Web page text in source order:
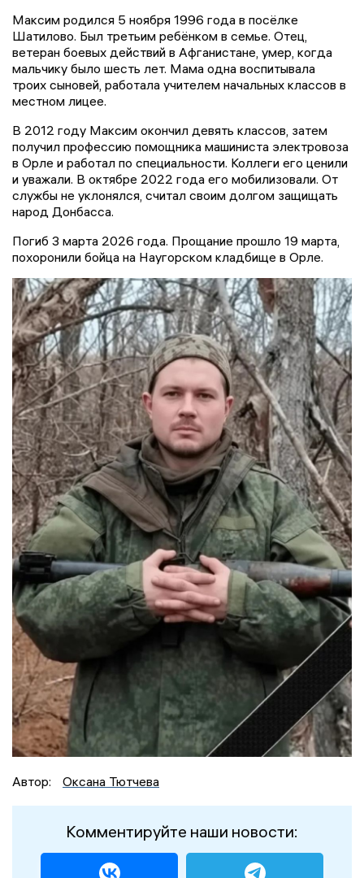
Максим родился 5 ноября 1996 года в посёлке
Шатилово. Был третьим ребёнком в семье. Отец,
ветеран боевых действий в Афганистане, умер, когда
мальчику было шесть лет. Мама одна воспитывала
троих сыновей, работала учителем начальных классов в
местном лицее.
В 2012 году Максим окончил девять классов, затем
получил профессию помощника машиниста электровоза
в Орле и работал по специальности. Коллеги его ценили
и уважали. В октябре 2022 года его мобилизовали. От
службы не уклонялся, считал своим долгом защищать
народ Донбасса.
Погиб 3 марта 2026 года. Прощание прошло 19 марта,
похоронили бойца на Наугорском кладбище в Орле.
Автор: Оксана Тютчева
Комментируйте наши новости: